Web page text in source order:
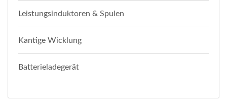
Leistungsinduktoren & Spulen
Kantige Wicklung
Batterieladegerät